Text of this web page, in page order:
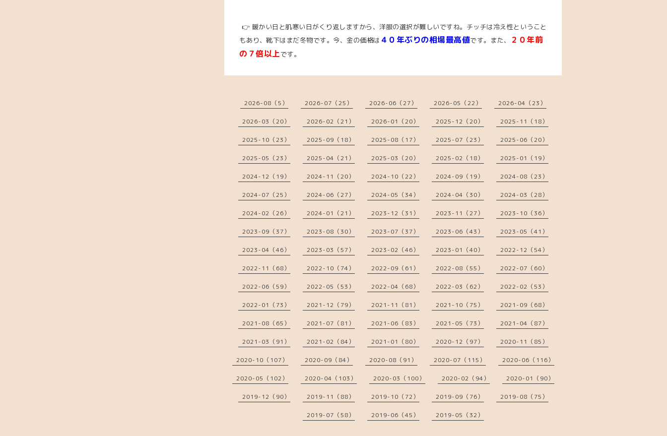
👉 暖かい日と肌寒い日がくり返しますから、洋服の選択が難しいですね。チッチは冷え性ということ
もあり、靴下はまだ冬物です。今、 金の価格は ４０年ぶりの相場最高値です。また、
２０年前
の７倍以上です。
2026-08（5） 2026-07（25） 2026-06（27） 2026-05（22） 2026-04（23）
2026-03（20） 2026-02（21） 2026-01（20） 2025-12（20） 2025-11（18）
2025-10（23） 2025-09（18） 2025-08（17） 2025-07（23） 2025-06（20）
2025-05（23） 2025-04（21） 2025-03（20） 2025-02（18） 2025-01（19）
2024-12（19） 2024-11（20） 2024-10（22） 2024-09（19） 2024-08（23）
2024-07（25） 2024-06（27） 2024-05（34） 2024-04（30） 2024-03（28）
2024-02（26） 2024-01（21） 2023-12（31） 2023-11（27） 2023-10（36）
2023-09（37） 2023-08（30） 2023-07（37） 2023-06（43） 2023-05（41）
2023-04（46） 2023-03（57） 2023-02（46） 2023-01（40） 2022-12（54）
2022-11（68） 2022-10（74） 2022-09（61） 2022-08（55） 2022-07（60）
2022-06（59） 2022-05（53） 2022-04（68） 2022-03（62） 2022-02（53）
2022-01（73） 2021-12（79） 2021-11（81） 2021-10（75） 2021-09（68）
2021-08（65） 2021-07（81） 2021-06（83） 2021-05（73） 2021-04（87）
2021-03（91） 2021-02（84） 2021-01（80） 2020-12（97） 2020-11（85）
2020-10（107） 2020-09（84） 2020-08（91） 2020-07（115） 2020-06（116）
2020-05（102） 2020-04（103） 2020-03（100） 2020-02（94） 2020-01（90）
2019-12（90） 2019-11（88） 2019-10（72） 2019-09（76） 2019-08（75）
2019-07（58） 2019-06（45） 2019-05（32）